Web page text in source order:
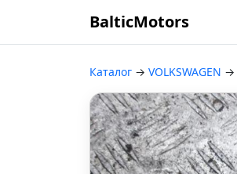
BalticMotors
Каталог → VOLKSWAGEN →